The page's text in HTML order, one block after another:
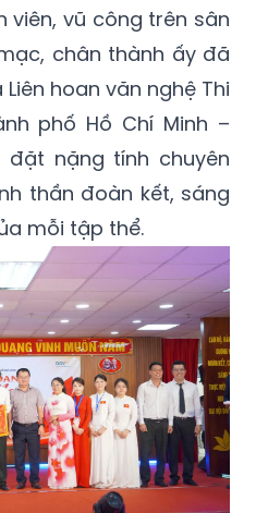
viên, vũ công trên sân
chân thành ấy đã
hoan văn nghệ Thi
phố Hồ Chí Minh –
nặng tính chuyên
thần đoàn kết, sáng
mỗi tập thể.